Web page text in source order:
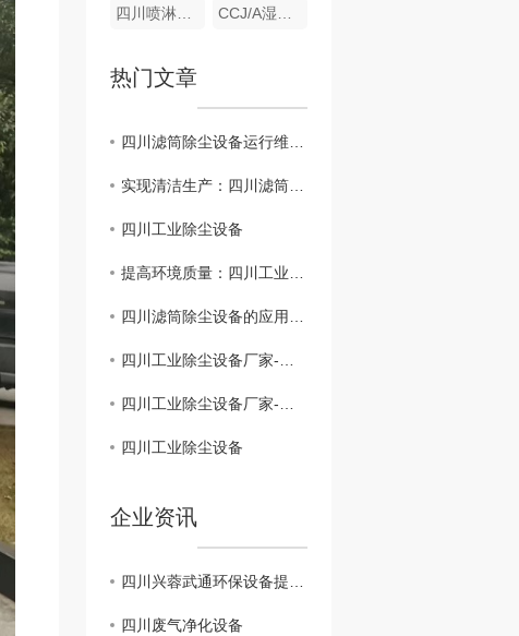
四川喷淋除尘设备-填料喷淋塔 CCJ/A湿式除尘机组
热门文章
四川滤筒除尘设备运行维护要点解析
实现清洁生产：四川滤筒除尘设备在工业领域的应用分析
四川工业除尘设备
提高环境质量：四川工业除尘设备的重要作用
四川滤筒除尘设备的应用与优势
四川工业除尘设备厂家-打造环保产业的重要后盾
四川工业除尘设备厂家-为建设绿色工业贡献力量
四川工业除尘设备
企业资讯
四川兴蓉武通环保设备提示：警惕假冒网站，谨防上当受骗
四川废气净化设备